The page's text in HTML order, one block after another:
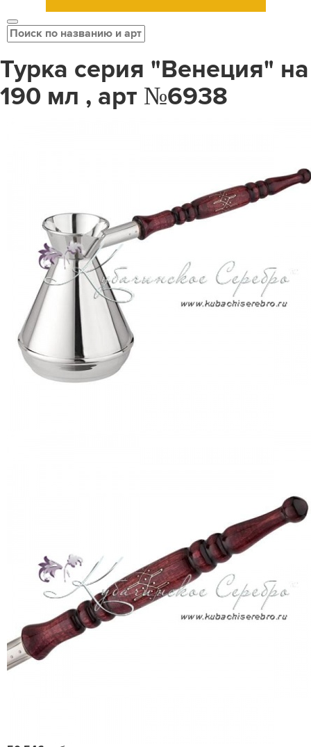
Турка серия "Венеция" на
190 мл , арт №6938